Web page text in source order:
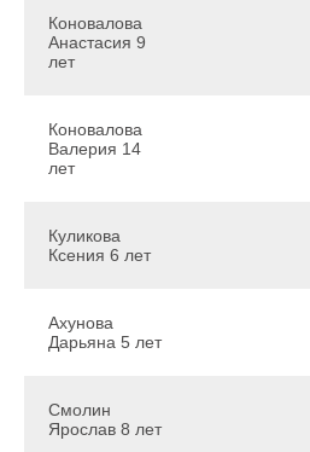
Коновалова
Анастасия 9
лет
Коновалова
Валерия 14
лет
Куликова
Ксения 6 лет
Ахунова
Дарьяна 5 лет
Смолин
Ярослав 8 лет